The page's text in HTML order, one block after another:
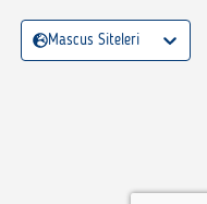
Mascus Siteleri